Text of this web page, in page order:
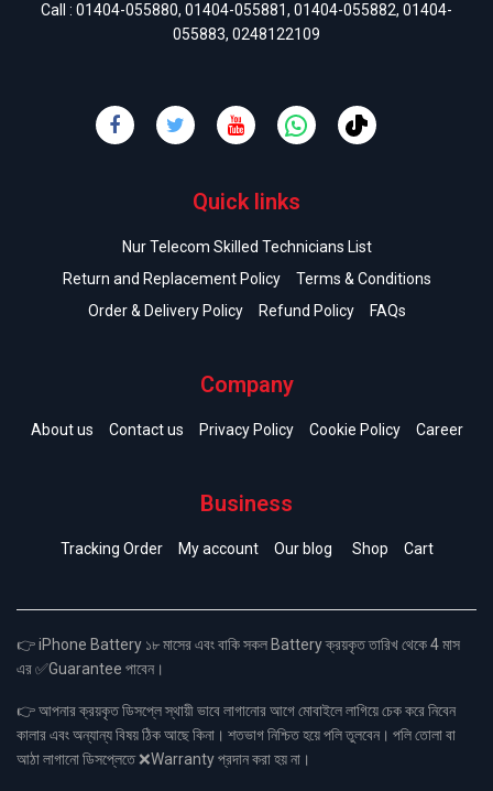
Call : 01404-055880, 01404-055881, 01404-055882, 01404-
055883, 0248122109
Quick links
Nur Telecom Skilled Technicians List
Return and Replacement Policy
Terms & Conditions
Order & Delivery Policy
Refund Policy FAQs
Company
About us Contact us Privacy Policy Cookie Policy Career
Business
Tracking Order My account Our blog Shop Cart
👉 iPhone Battery ১৮ মাসের এবং বাকি সকল Battery ক্রয়কৃত তারিখ থেকে 4 মাস
এর ✅Guarantee পাবেন।
👉 আপনার ক্রয়কৃত ডিসপ্লে স্থায়ী ভাবে লাগানোর আগে মোবাইলে লাগিয়ে চেক করে নিবেন
কালার এবং অন্যান্য বিষয় ঠিক আছে কিনা। শতভাগ নিশ্চিত হয়ে পলি তুলবেন। পলি তোলা বা
আঠা লাগানো ডিসপ্লেতে ❌Warranty প্রদান করা হয় না।